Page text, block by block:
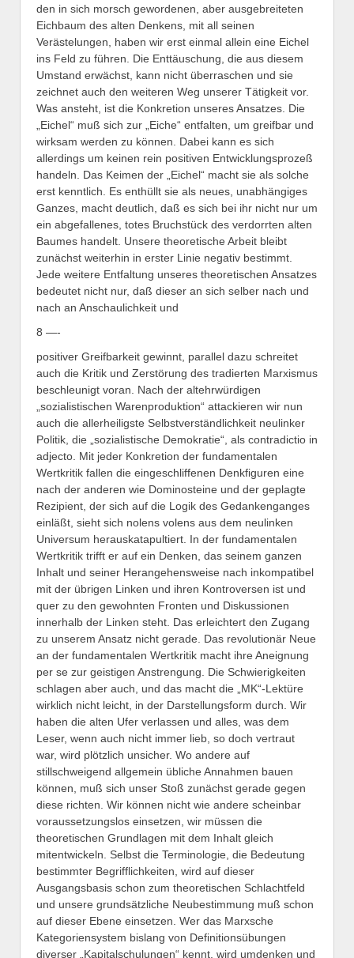
den in sich morsch gewordenen, aber ausgebreiteten
Eichbaum des alten Denkens, mit all seinen
Verästelungen, haben wir erst einmal allein eine Eichel
ins Feld zu führen. Die Enttäuschung, die aus diesem
Umstand erwächst, kann nicht überraschen und sie
zeichnet auch den weiteren Weg unserer Tätigkeit vor.
Was ansteht, ist die Konkretion unseres Ansatzes. Die
„Eichel“ muß sich zur „Eiche“ entfalten, um greifbar und
wirksam werden zu können. Dabei kann es sich
allerdings um keinen rein positiven Entwicklungsprozeß
handeln. Das Keimen der „Eichel“ macht sie als solche
erst kenntlich. Es enthüllt sie als neues, unabhängiges
Ganzes, macht deutlich, daß es sich bei ihr nicht nur um
ein abgefallenes, totes Bruchstück des verdorrten alten
Baumes handelt. Unsere theoretische Arbeit bleibt
zunächst weiterhin in erster Linie negativ bestimmt.
Jede weitere Entfaltung unseres theoretischen Ansatzes
bedeutet nicht nur, daß dieser an sich selber nach und
nach an Anschaulichkeit und
8 —-
positiver Greifbarkeit gewinnt, parallel dazu schreitet
auch die Kritik und Zerstörung des tradierten Marxismus
beschleunigt voran. Nach der altehrwürdigen
„sozialistischen Warenproduktion“ attackieren wir nun
auch die allerheiligste Selbstverständlichkeit neulinker
Politik, die „sozialistische Demokratie“, als contradictio in
adjecto. Mit jeder Konkretion der fundamentalen
Wertkritik fallen die eingeschliffenen Denkfiguren eine
nach der anderen wie Dominosteine und der geplagte
Rezipient, der sich auf die Logik des Gedankenganges
einläßt, sieht sich nolens volens aus dem neulinken
Universum herauskatapultiert. In der fundamentalen
Wertkritik trifft er auf ein Denken, das seinem ganzen
Inhalt und seiner Herangehensweise nach inkompatibel
mit der übrigen Linken und ihren Kontroversen ist und
quer zu den gewohnten Fronten und Diskussionen
innerhalb der Linken steht. Das erleichtert den Zugang
zu unserem Ansatz nicht gerade. Das revolutionär Neue
an der fundamentalen Wertkritik macht ihre Aneignung
per se zur geistigen Anstrengung. Die Schwierigkeiten
schlagen aber auch, und das macht die „MK“-Lektüre
wirklich nicht leicht, in der Darstellungsform durch. Wir
haben die alten Ufer verlassen und alles, was dem
Leser, wenn auch nicht immer lieb, so doch vertraut
war, wird plötzlich unsicher. Wo andere auf
stillschweigend allgemein übliche Annahmen bauen
können, muß sich unser Stoß zunächst gerade gegen
diese richten. Wir können nicht wie andere scheinbar
voraussetzungslos einsetzen, wir müssen die
theoretischen Grundlagen mit dem Inhalt gleich
mitentwickeln. Selbst die Terminologie, die Bedeutung
bestimmter Begrifflichkeiten, wird auf dieser
Ausgangsbasis schon zum theoretischen Schlachtfeld
und unsere grundsätzliche Neubestimmung muß schon
auf dieser Ebene einsetzen. Wer das Marxsche
Kategoriensystem bislang von Definitionsübungen
diverser „Kapitalschulungen“ kennt, wird umdenken und